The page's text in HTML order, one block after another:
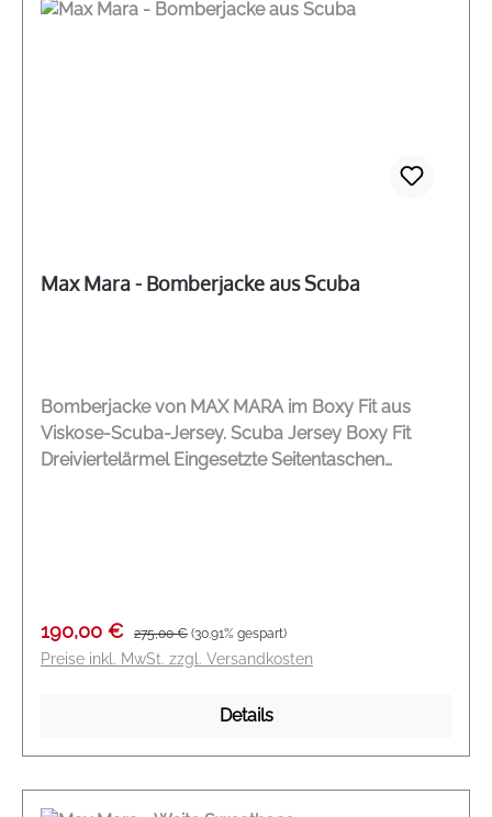
Max Mara - Bomberjacke aus Scuba
Bomberjacke von MAX MARA im Boxy Fit aus
Viskose-Scuba-Jersey. Scuba Jersey Boxy Fit
Dreiviertelärmel Eingesetzte Seitentaschen
Verkaufspreis:
190,00 € Regulärer Preis:
275,00 € (30.91% gespart)
Preise inkl. MwSt. zzgl. Versandkosten
Details